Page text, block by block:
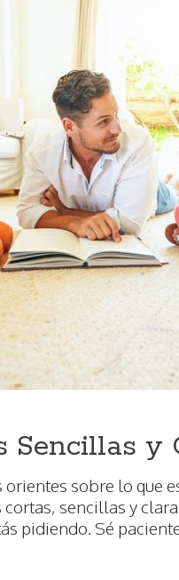
Sencillas y
orientes sobre lo que
sencillas y
pidiendo. Sé